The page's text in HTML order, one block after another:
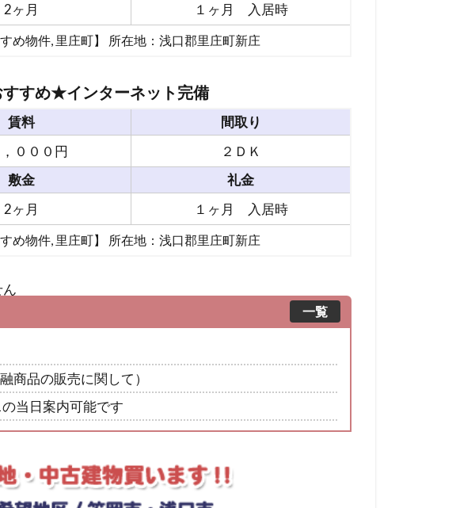
2ヶ月
１ヶ月 入居時
め物件, 里庄町】 所在地：浅口郡里庄町新庄
すめ★インターネット完備
賃料
間取り
０００円
２ＤＫ
敷金
礼金
2ヶ月
１ヶ月 入居時
め物件, 里庄町】 所在地：浅口郡里庄町新庄
一覧
商品の販売に関して）
当日案内可能です